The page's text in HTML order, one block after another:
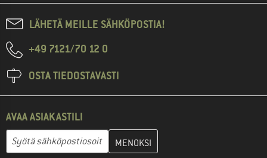
LÄHETÄ MEILLE SÄHKÖPOSTIA!
+49 7121/70 12 0
OSTA TIEDOSTAVASTI
AVAA ASIAKASTILI
Sähköpostiosoite
Anna sähköpostiosoitteesi ja luo seuraavassa vaiheessa